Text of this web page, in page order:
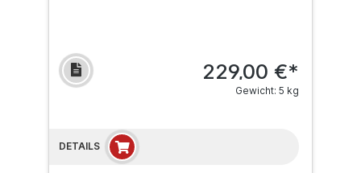
229,00 €*
Gewicht: 5 kg
DETAILS